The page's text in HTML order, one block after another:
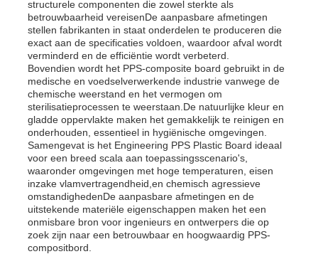
structurele componenten die zowel sterkte als
betrouwbaarheid vereisenDe aanpasbare afmetingen
stellen fabrikanten in staat onderdelen te produceren die
exact aan de specificaties voldoen, waardoor afval wordt
verminderd en de efficiëntie wordt verbeterd.
Bovendien wordt het PPS-composite board gebruikt in de
medische en voedselverwerkende industrie vanwege de
chemische weerstand en het vermogen om
sterilisatieprocessen te weerstaan.De natuurlijke kleur en
gladde oppervlakte maken het gemakkelijk te reinigen en
onderhouden, essentieel in hygiënische omgevingen.
Samengevat is het Engineering PPS Plastic Board ideaal
voor een breed scala aan toepassingsscenario's,
waaronder omgevingen met hoge temperaturen, eisen
inzake vlamvertragendheid,en chemisch agressieve
omstandighedenDe aanpasbare afmetingen en de
uitstekende materiële eigenschappen maken het een
onmisbare bron voor ingenieurs en ontwerpers die op
zoek zijn naar een betrouwbaar en hoogwaardig PPS-
compositbord.